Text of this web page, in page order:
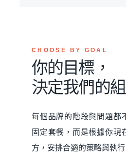
CHOOSE BY GOAL
你的目標，
決定我們的
每個品牌的階段與問題都
固定套餐，而是根據你現
方，安排合適的策略與執行